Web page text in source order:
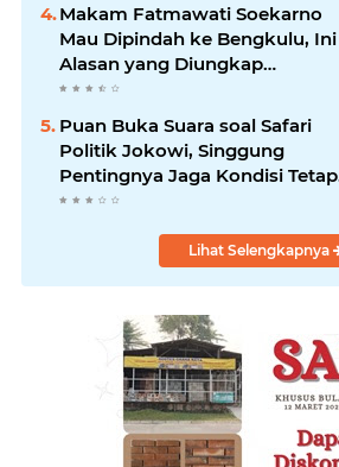
Makam Fatmawati Soekarno
Mau Dipindah ke Bengkulu, Ini
Alasan yang Diungkap
Gubernur
Puan Buka Suara soal Safari
Politik Jokowi, Singgung
Pentingnya Jaga Kondisi Tetap
Adem
Lihat Selengkapnya